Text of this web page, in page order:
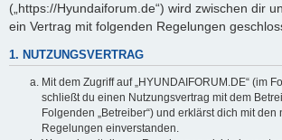
(„https://Hyundaiforum.de“) wird zwischen dir
ein Vertrag mit folgenden Regelungen
1. NUTZUNGSVERTRAG
Mit dem Zugriff auf „HYUNDAIFORUM.DE“ (im
schließt du einen Nutzungsvertrag mit dem
Folgenden „Betreiber“) und erklärst dich mit den
Regelungen einverstanden.